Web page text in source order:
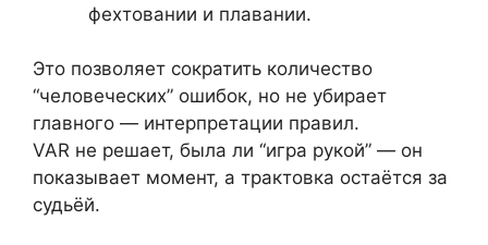
фехтовании и плавании.
Это позволяет сократить количество
“человеческих” ошибок, но не убирает
главного — интерпретации правил.
VAR не решает, была ли “игра рукой” — он
показывает момент, а трактовка остаётся за
судьёй.